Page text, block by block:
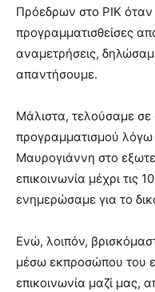
Πρόεδρων στο ΡΙΚ όταν
προγραμματισθείσες
αναμετρήσεις,
απαντήσουμε.
Μάλιστα, τελούσαμε
προγραμματισμού λόγω
Μαυρογιάννη στο
επικοινωνία μέχρι τις
ενημερώσαμε για το
Ενώ, λοιπόν,
μέσω εκπροσώπου του
επικοινωνία μαζί μας,